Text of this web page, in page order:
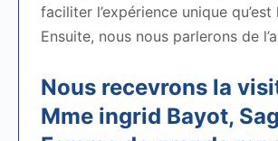
faciliter l’expérience unique qu’est
Ensuite, nous nous parlerons de
Nous recevrons la
Mme ingrid Bayot,